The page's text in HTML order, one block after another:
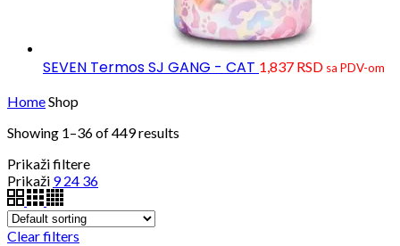
SEVEN Termos SJ GANG - CAT 1,837 RSD sa PDV-om
HomeShop
Showing 1–36 of 449 results
Prikaži filtere
Prikaži 9 24 36
Clear filters